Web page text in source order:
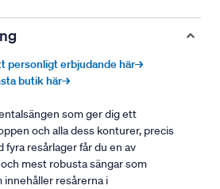
personligt erbjudande här→
butik här→
som ger dig ett
och alla dess konturer, precis
resårlager får du en av
mest robusta sängar som
resårerna i